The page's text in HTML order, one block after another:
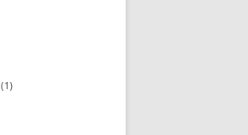
(1)